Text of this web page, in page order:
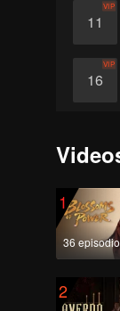
11
VIP
16
VIP
1
36
2